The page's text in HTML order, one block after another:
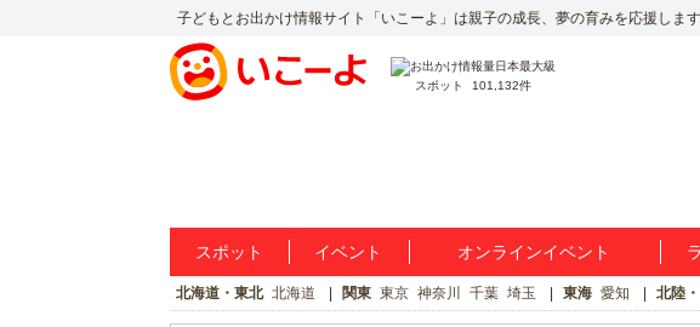
子どもとお出かけ情報サイト「いこーよ」は親子の成長、夢の育みを応援します
スポット 101,132件
スポット イベント オンラインイベント
北海道・東北 北海道 関東 東京 神奈川 千葉 埼玉 東海 愛知 北陸